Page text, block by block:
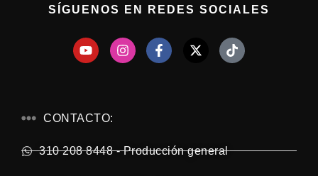
SÍGUENOS EN REDES SOCIALES
CONTACTO:
310 208 8448 - Producción general